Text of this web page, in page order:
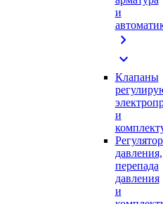
и
chevron_right
expand_more
Клапаны
и
давления,
перепада
давления
и